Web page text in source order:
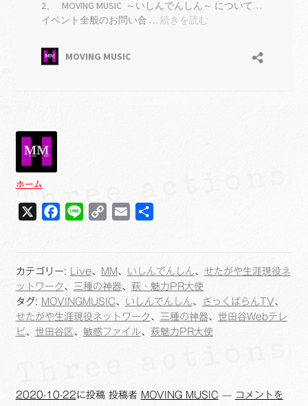
ホーム
X
b
o
o
k
y
L
i
n
k
l
カテゴリー: Live、 MM 、 いしんでんしん、 せたがや生涯現役ネ
ットワーク 、 三種の神器、 萩・魅力PR大使
タグ: MOVINGMUSIC、 いしんでんしん、 ざっくばらんTV、
せたがや生涯現役ネットワーク 、 三種の神器、 世田谷Webテレ
ビ、 世田谷区、 敏感ファイル、 萩魅力PR大使
2020-10-22に投稿 投稿者 MOVING MUSIC — コメントを